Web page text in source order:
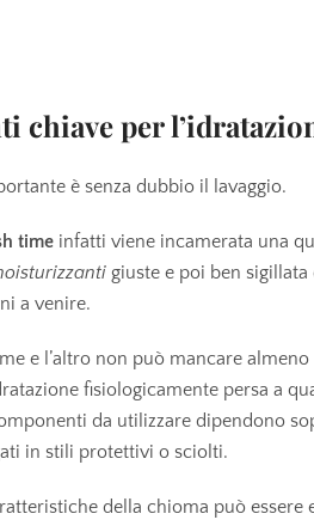
chiave per
è senza dubbio il lavaggio.
timeinfatti viene incamerata una
giuste e poi ben
a venire.
e l’altro non può mancare almeno
fisiologicamente persa a
da utilizzare dipendono
in stili protettivi o sciolti.
della chioma può